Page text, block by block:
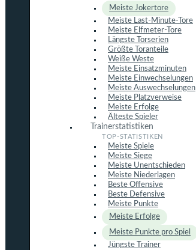
Meiste Jokertore
Meiste Last-Minute-Tore
Meiste Elfmeter-Tore
Längste Torserien
Größte Toranteile
Weiße Weste
Meiste Einsatzminuten
Meiste Einwechselungen
Meiste Auswechselungen
Meiste Platzverweise
Meiste Erfolge
Älteste Spieler
Trainerstatistiken
Meiste Spiele
Meiste Siege
Meiste Unentschieden
Meiste Niederlagen
Beste Offensive
Beste Defensive
Meiste Punkte
Meiste Erfolge
Meiste Punkte pro Spiel
Jüngste Trainer